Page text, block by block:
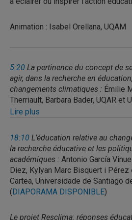
hautement médiatique de la
ArtCOP21, une manifestation
complexe, grave et alarmiste
présentait des oeuvres
et métaphorique sur notre
ces trois expositions me
pour aborder sur une base
peut venir former des
comment des œuvres
Animation : Isabel Orellana, UQAM
5:20 La pertinence du concept de
agir, dans la recherche en
changements climatiques : Émilie
Therriault, Barbara Bader, UQAR et
( DIAPORAMA DISPONIBLE
Résumé: Devant l’urgence
problématique sociale et
changements climatiques,
développement du pouvoir
avenue incontournable. Or, il
de consensus entre les
certains se réfèrent au
Lire plus
18:10 L’éducation relative au
la recherche éducative et les
académiques : Antonio García
Diez, Kylyan Marc Bisquert i
Cartea, Universidade de Santiago
(DIAPORAMA DISPONIBLE)
Le projet Resclima: réponses